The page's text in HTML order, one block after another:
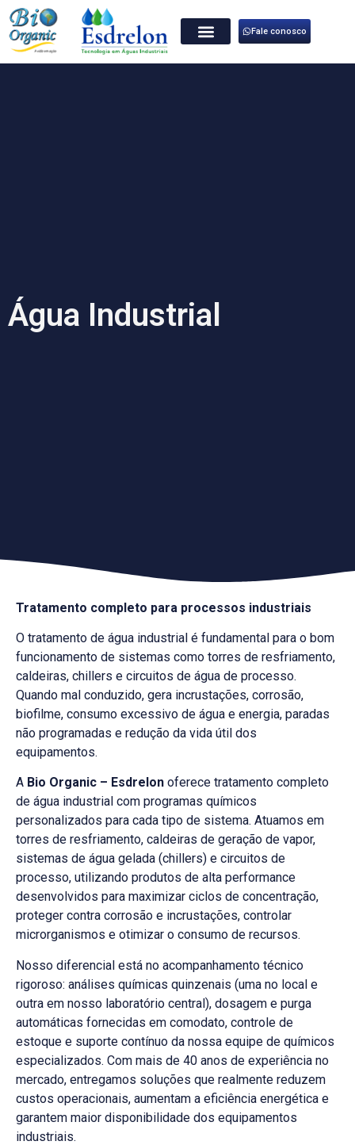
Fale conosco
Água Industrial
Tratamento completo para processos industriais
O tratamento de água industrial é fundamental para o bom
funcionamento de sistemas como torres de resfriamento,
caldeiras, chillers e circuitos de água de processo.
Quando mal conduzido, gera incrustações, corrosão,
biofilme, consumo excessivo de água e energia, paradas
não programadas e redução da vida útil dos
equipamentos.
A Bio Organic – Esdrelon oferece tratamento completo
de água industrial com programas químicos
personalizados para cada tipo de sistema. Atuamos em
torres de resfriamento, caldeiras de geração de vapor,
sistemas de água gelada (chillers) e circuitos de
processo, utilizando produtos de alta performance
desenvolvidos para maximizar ciclos de concentração,
proteger contra corrosão e incrustações, controlar
microrganismos e otimizar o consumo de recursos.
Nosso diferencial está no acompanhamento técnico
rigoroso: análises químicas quinzenais (uma no local e
outra em nosso laboratório central), dosagem e purga
automáticas fornecidas em comodato, controle de
estoque e suporte contínuo da nossa equipe de químicos
especializados. Com mais de 40 anos de experiência no
mercado, entregamos soluções que realmente reduzem
custos operacionais, aumentam a eficiência energética e
garantem maior disponibilidade dos equipamentos
industriais.